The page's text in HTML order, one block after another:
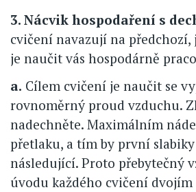
3. Nácvik hospodaření s
cvičení navazují na
je naučit vás hospodárně
a. Cílem cvičení je naučit se
rovnoměrný proud vzduchu.
nadechněte. Maximálním
přetlaku, a tím by první
následující. Proto přebytečný
úvodu každého cvičení